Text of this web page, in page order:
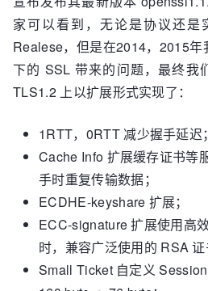
家可以看到，无论是协议还是
Realese，但是在2014，2015
下的 SSL 带来的问题，最终我
TLS1.2 上以扩展形式实现了：
1RTT，0RTT 减少握手延迟；
Cache Info 扩展缓存证书等
手时重复传输数据；
ECDHE-keyshare 扩展；
ECC-signature 扩展使用高
时，兼容广泛使用的 RSA 证
Small Ticket 自定义